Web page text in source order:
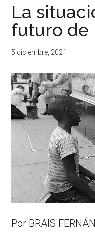
La
futuro de
5 diciembre, 2021
Por BRAIS